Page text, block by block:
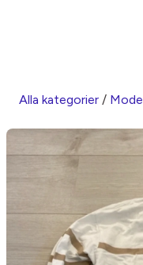
Alla kategorier / Mode